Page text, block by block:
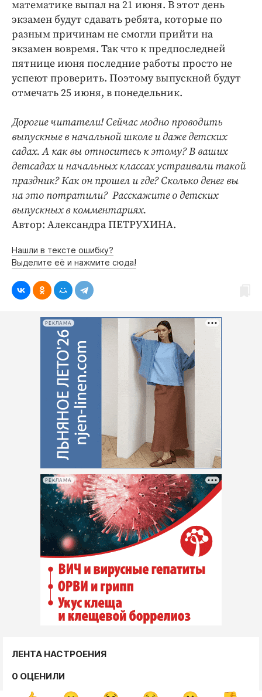
математике выпал на 21 июня. В этот день
экзамен будут сдавать ребята, которые по
разным причинам не смогли прийти на
экзамен вовремя. Так что к предпоследней
пятнице июня последние работы просто не
успеют проверить. Поэтому выпускной будут
отмечать 25 июня, в понедельник.
Дорогие читатели! Сейчас модно проводить
выпускные в начальной школе и даже детских
садах. А как вы относитесь к этому? В ваших
детсадах и начальных классах устраивали такой
праздник? Как он прошел и где? Сколько денег вы
на это потратили? Расскажите о детских
выпускных в комментариях.
Автор: Александра ПЕТРУХИНА.
Нашли в тексте ошибку?
Выделите её и нажмите сюда!
РЕКЛАМА
РЕКЛАМА
ЛЕНТА НАСТРОЕНИЯ
0 ОЦЕНИЛИ